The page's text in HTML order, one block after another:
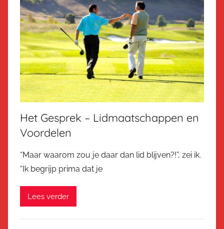
Het Gesprek – Lidmaatschappen en
Voordelen
“Maar waarom zou je daar dan lid blijven?!”, zei ik.
“Ik begrijp prima dat je
Lees verder